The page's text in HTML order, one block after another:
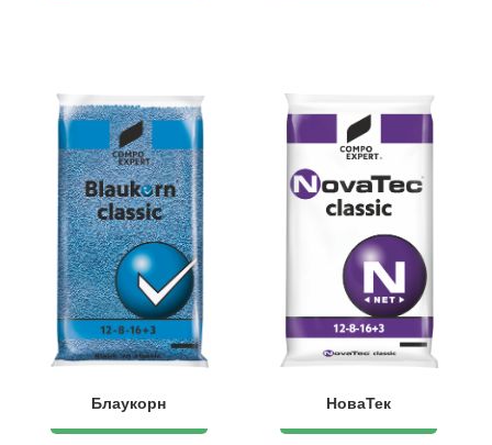
Блаукорн НоваТек